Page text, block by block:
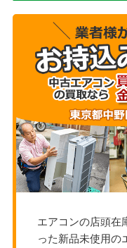
エアコンの店頭在
った新品未使用の